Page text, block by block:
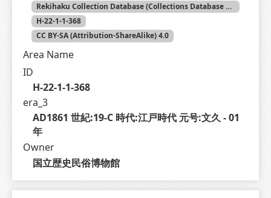
Rekihaku Collection Database (Collections Database of the National Museum of Japanese History)
H-22-1-1-368
CC BY-SA (Attribution-ShareAlike) 4.0
Area Name
ID
H-22-1-1-368
era_3
AD1861 世紀:19-C 時代:江戸時代 元号:文久 - 01
年
Owner
国立歴史民俗博物館